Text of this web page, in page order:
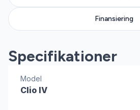
Finansiering
Specifikationer
Model
Clio IV